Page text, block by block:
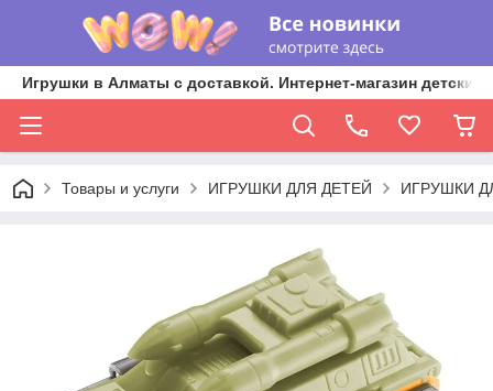
Игрушки в Алматы с доставкой. Интернет-магазин
Товары и услуги ИГРУШКИ ДЛЯ ДЕТЕЙ ИГРУШКИ